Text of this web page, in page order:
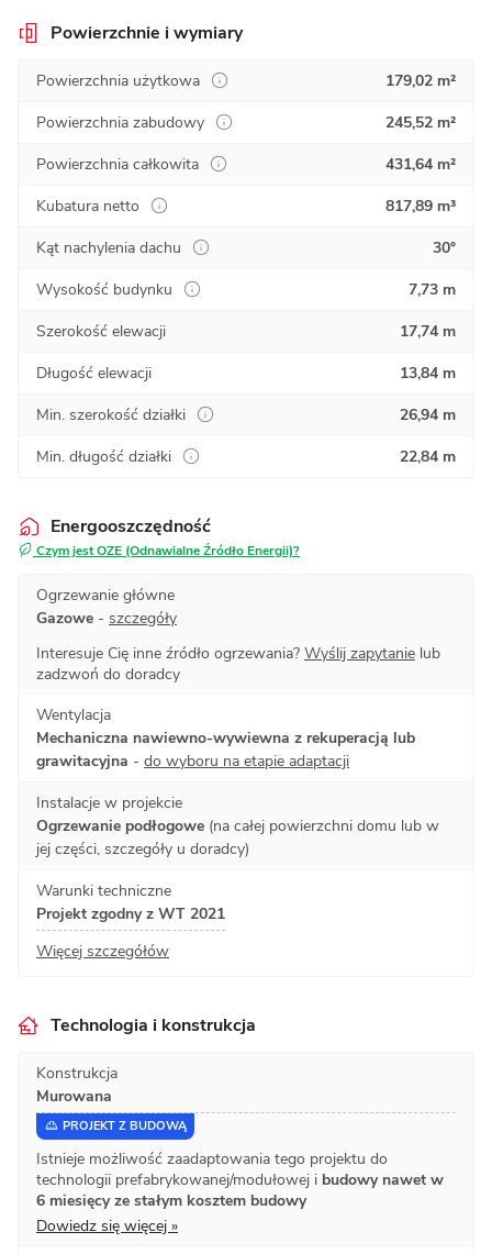
Powierzchnie i wymiary
Powierzchnia użytkowa
179,02 m²
Powierzchnia zabudowy
245,52 m²
Powierzchnia całkowita
431,64 m²
Kubatura netto
817,89 m³
Kąt nachylenia dachu
30°
Wysokość budynku
7,73 m
Szerokość elewacji
17,74 m
Długość elewacji
13,84 m
Min. szerokość działki
26,94 m
Min. długość działki
22,84 m
Energooszczędność
Czym jest OZE (Odnawialne Źródło Energii)?
Ogrzewanie główne
Gazowe - szczegóły
Interesuje Cię inne źródło ogrzewania? Wyślij zapytanie lub
zadzwoń do doradcy
Wentylacja
Mechaniczna nawiewno-wywiewna z rekuperacją lub
grawitacyjna - do wyboru na etapie adaptacji
Instalacje w projekcie
Ogrzewanie podłogowe (na całej powierzchni domu lub w
jej części, szczegóły u doradcy)
Warunki techniczne
Projekt zgodny z WT 2021
Więcej szczegółów
Technologia i konstrukcja
Konstrukcja
Murowana
PROJEKT Z BUDOWĄ
Istnieje możliwość zaadaptowania tego projektu do
technologii prefabrykowanej/modułowej i budowy nawet w
6 miesięcy ze stałym kosztem budowy
Dowiedz się więcej »